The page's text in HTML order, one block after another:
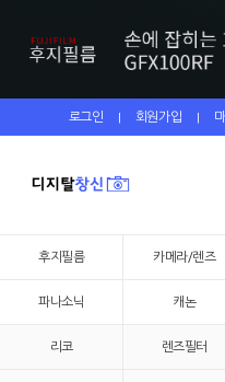
로그인 | 회원가입 |
후지필름 카메라/렌즈
파나소닉 캐논
리코 렌즈필터